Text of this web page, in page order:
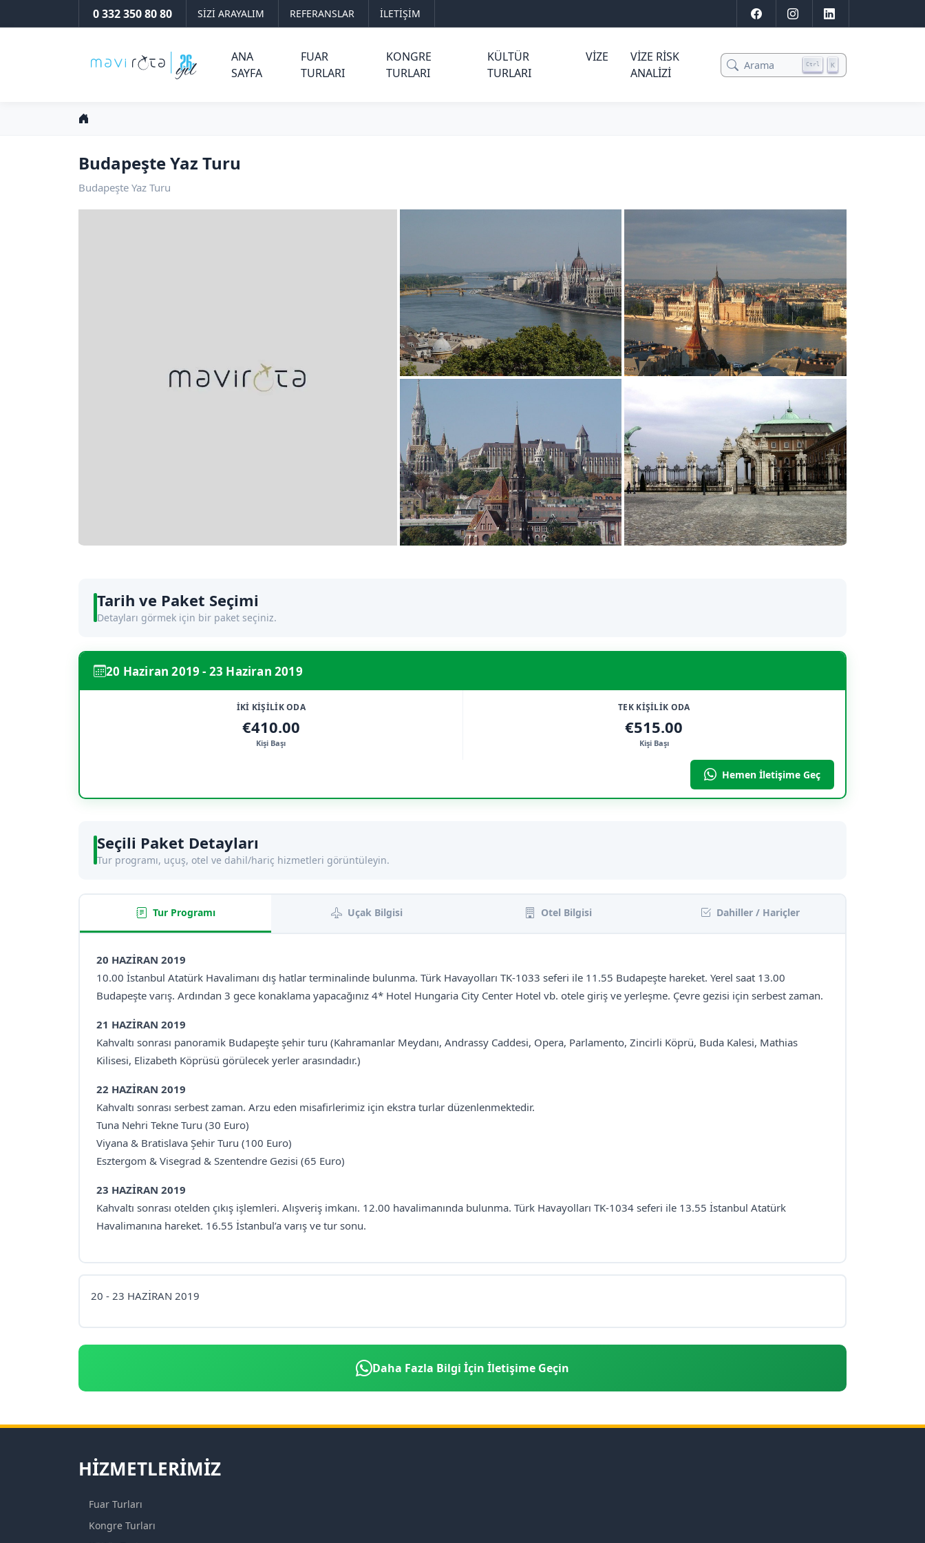
0 332 350 80 80 SİZİ ARAYALIM REFERANSLAR İLETİŞİM
ANA
SAYFA
FUAR
TURLARI
KONGRE
TURLARI
KÜLTÜR
TURLARI
VIZE
VIZE RISK
ANALIZI
Arama Ctrl K
Budapeşte Yaz Turu
Budapeşte Yaz Turu
Tarih ve Paket Seçimi
Detayları görmek için bir paket seçiniz.
20 Haziran 2019 - 23 Haziran 2019
İKİ KİŞİLİK ODA
€410.00
Kişi Başı
TEK KİŞİLİK ODA
€515.00
Kişi Başı
Hemen İletişime Geç
Seçili Paket Detayları
Tur programı, uçuş, otel ve dahil/hariç hizmetleri görüntüleyin.
Tur Programı Uçak Bilgisi Otel Bilgisi Dahiller / Hariçler
20 HAZİRAN 2019
10.00 İstanbul Atatürk Havalimanı dış hatlar terminalinde bulunma. Türk Havayolları TK-1033 seferi ile 11.55 Budapeşte hareket. Yerel saat 13.00
Budapeşte varış. Ardından 3 gece konaklama yapacağınız 4* Hotel Hungaria City Center Hotel vb. otele giriş ve yerleşme. Çevre gezisi için serbest zaman.
21 HAZİRAN 2019
Kahvaltı sonrası panoramik Budapeşte şehir turu (Kahramanlar Meydanı, Andrassy Caddesi, Opera, Parlamento, Zincirli Köprü, Buda Kalesi, Mathias
Kilisesi, Elizabeth Köprüsü görülecek yerler arasındadır.)
22 HAZİRAN 2019
Kahvaltı sonrası serbest zaman. Arzu eden misafirlerimiz için ekstra turlar düzenlenmektedir.
Tuna Nehri Tekne Turu (30 Euro)
Viyana & Bratislava Şehir Turu (100 Euro)
Esztergom & Visegrad & Szentendre Gezisi (65 Euro)
23 HAZİRAN 2019
Kahvaltı sonrası otelden çıkış işlemleri. Alışveriş imkanı. 12.00 havalimanında bulunma. Türk Havayolları TK-1034 seferi ile 13.55 İstanbul Atatürk
Havalimanına hareket. 16.55 İstanbul’a varış ve tur sonu.
20 - 23 HAZİRAN 2019
Daha Fazla Bilgi İçin İletişime Geçin
HIZMETLERIMIZ
Fuar Turları
Kongre Turları